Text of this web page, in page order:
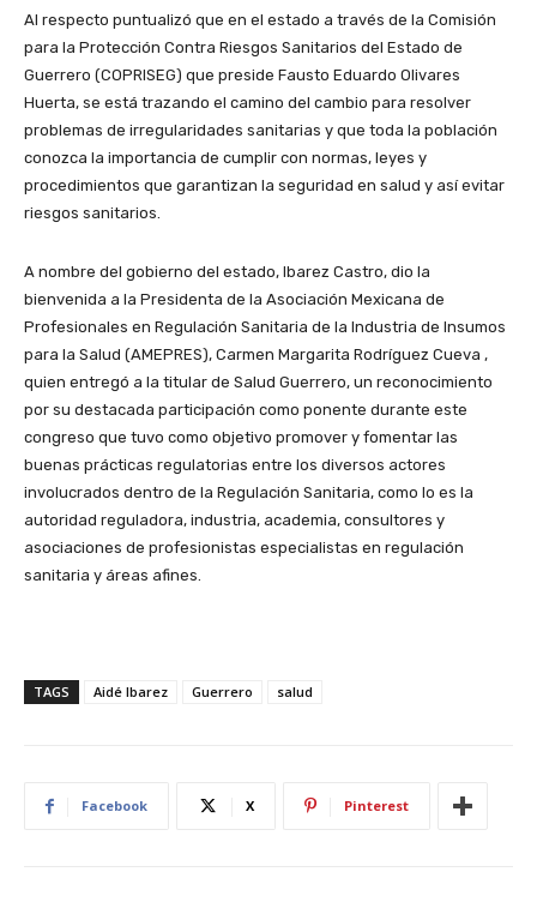
Al respecto puntualizó que en el estado a través de la Comisión
para la Protección Contra Riesgos Sanitarios del Estado de
Guerrero (COPRISEG) que preside Fausto Eduardo Olivares
Huerta, se está trazando el camino del cambio para resolver
problemas de irregularidades sanitarias y que toda la población
conozca la importancia de cumplir con normas, leyes y
procedimientos que garantizan la seguridad en salud y así evitar
riesgos sanitarios.
A nombre del gobierno del estado, Ibarez Castro, dio la
bienvenida a la Presidenta de la Asociación Mexicana de
Profesionales en Regulación Sanitaria de la Industria de Insumos
para la Salud (AMEPRES), Carmen Margarita Rodríguez Cueva ,
quien entregó a la titular de Salud Guerrero, un reconocimiento
por su destacada participación como ponente durante este
congreso que tuvo como objetivo promover y fomentar las
buenas prácticas regulatorias entre los diversos actores
involucrados dentro de la Regulación Sanitaria, como lo es la
autoridad reguladora, industria, academia, consultores y
asociaciones de profesionistas especialistas en regulación
sanitaria y áreas afines.
TAGS Aidé Ibarez Guerrero salud
Facebook X Pinterest